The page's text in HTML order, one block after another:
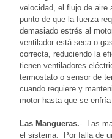
velocidad, el flujo de aire
punto de que la fuerza
demasiado estrés al
ventilador está seca o
correcta, reduciendo la
tienen ventiladores
termostato o sensor de
cuando requiere y
motor hasta que se
Las Mangueras.- Las
el sistema. Por falla de